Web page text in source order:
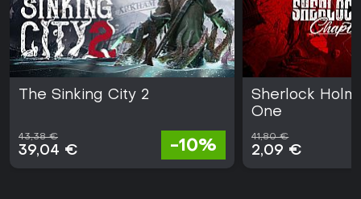
The Sinking City 2
43,38 €
39,04 € -10%
Sherlock
One
41,80 €
2,09 €